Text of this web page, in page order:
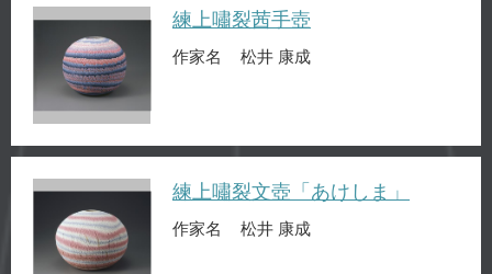
練上嘯裂茜手壺
作家名 松井 康成
練上嘯裂文壺「あけしま」
作家名 松井 康成